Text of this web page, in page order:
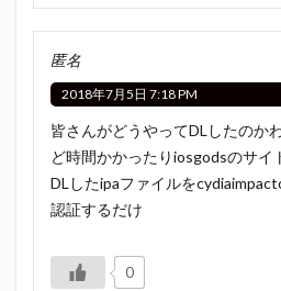
匿名
2018年7月5日 7:18 PM
皆さんがどうやってDLしたのか
ど時間かかったりiosgodsのサイ
DLしたipaファイルを
認証するだけ
0